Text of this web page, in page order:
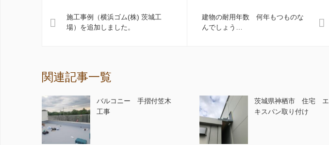
施工事例（横浜ゴム(株) 茨城工
場）を追加しました。
建物の耐用年数 何年もつものな
んでしょう…
関連記事一覧
バルコニー 手摺付笠木
工事
茨城県神栖市 住宅 エ
キスパン取り付け